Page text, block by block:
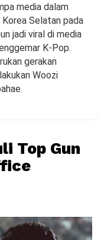
media dalam
Selatan pada
jadi viral di media
K-Pop.
gerakan
Woozi
Top Gun